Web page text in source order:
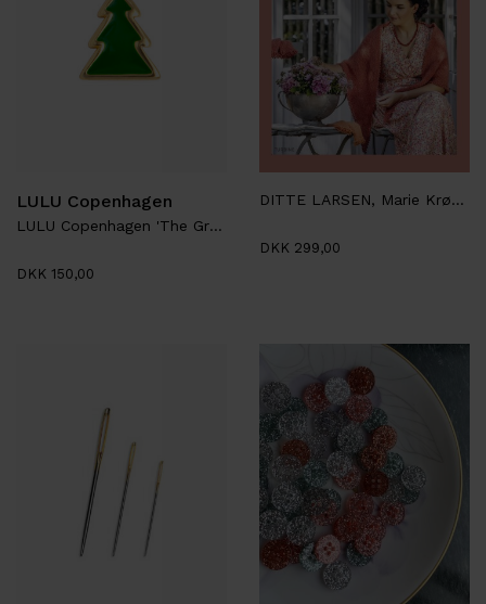
LULU Copenhagen
LULU Copenhagen 'The Green Tree'
DKK 150,00
DITTE LARSEN, Marie Krøyer på pindene
DKK 299,00